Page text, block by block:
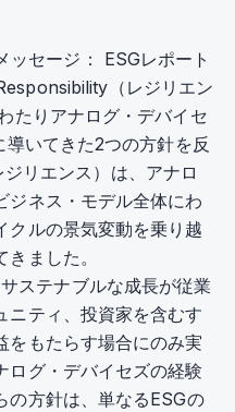
セージ： ESGレポート
（レジリエン
たりアナログ・デバイセ
いてきた2つの方針を反
リエンス）は、アナロ
ジネス・モデル全体にわ
クルの景気変動を乗り越
ました。
ステナブルな成長が従業
ニティ、投資家を含むす
をもたらす場合にのみ実
ログ・デバイセズの経験
の方針は、単なるESGの